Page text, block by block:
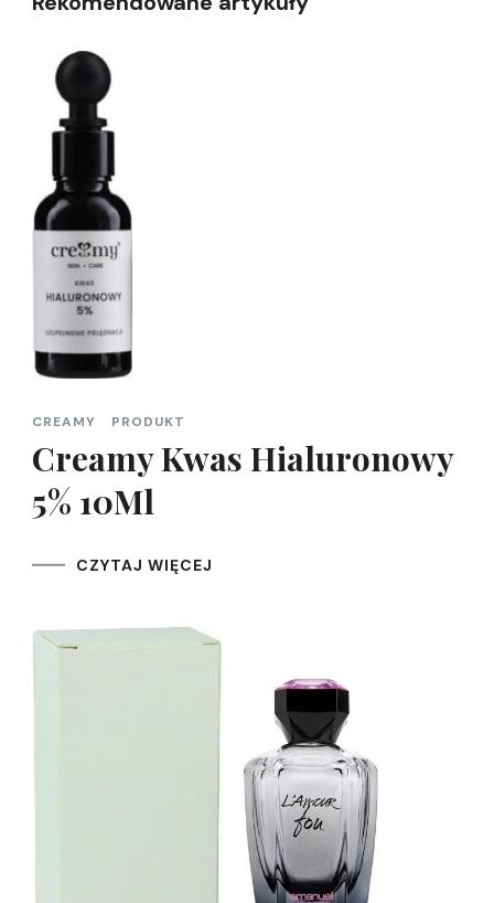
CREAMY PRODUKT
Creamy Kwas Hialuronowy
5% 10Ml
CZYTAJ WIĘCEJ